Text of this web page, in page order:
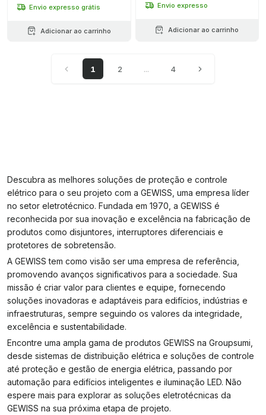
Envio expresso grátis
Adicionar ao carrinho
Envio expresso
Adicionar ao carrinho
1 2 ... 4
Descubra as melhores soluções de proteção e controle
elétrico para o seu projeto com a GEWISS, uma empresa líder
no setor eletrotécnico. Fundada em 1970, a GEWISS é
reconhecida por sua inovação e excelência na fabricação de
produtos como disjuntores, interruptores diferenciais e
protetores de sobretensão.
A GEWISS tem como visão ser uma empresa de referência,
promovendo avanços significativos para a sociedade. Sua
missão é criar valor para clientes e equipe, fornecendo
soluções inovadoras e adaptáveis para edifícios, indústrias e
infraestruturas, sempre seguindo os valores da integridade,
excelência e sustentabilidade.
Encontre uma ampla gama de produtos GEWISS na Groupsumi,
desde sistemas de distribuição elétrica e soluções de controle
até proteção e gestão de energia elétrica, passando por
automação para edifícios inteligentes e iluminação LED. Não
espere mais para explorar as soluções eletrotécnicas da
GEWISS na sua próxima etapa de projeto.